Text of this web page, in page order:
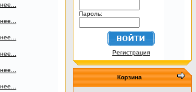
Пароль:
Регистрация
Корзина